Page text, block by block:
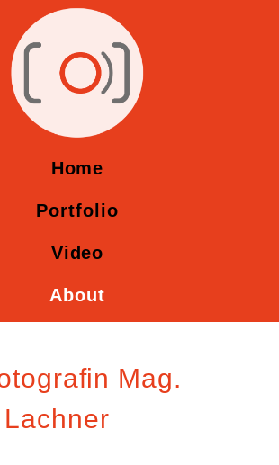
Home
Portfolio
Video
About
Mag.